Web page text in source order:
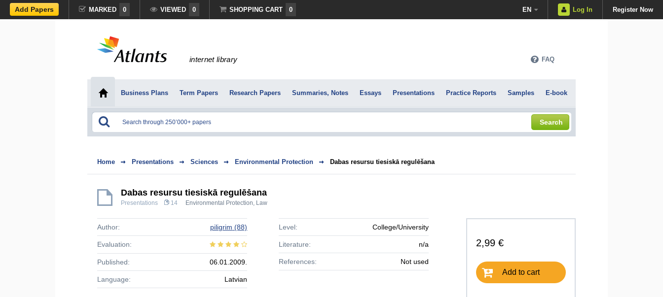
Add Papers MARKED 0 VIEWED 0 SHOPPING CART 0 EN Log In Register Now
internet library FAQ
Business Plans Term Papers Research Papers Summaries, Notes Essays Presentations Practice Reports Samples E-book
Search
Home Presentations Sciences Environmental Protection Dabas resursu tiesiskā regulēšana
Dabas resursu tiesiskā regulēšana
Presentations 14 Environmental Protection, Law
2,99 €
Add to cart
Author: piligrim (88)
Evaluation:
Published: 06.01.2009.
Language: Latvian
Level: College/University
Literature: n/a
References: Not used